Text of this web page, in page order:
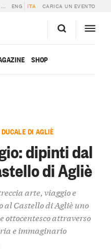
ENG ITA CARICA UN EVENTO
SHOP
DI AGLIÈ
dipinti dal
di Agliè
arte, viaggio e
al Castello di Agliè uno
ottocentesco attraverso
e immaginario